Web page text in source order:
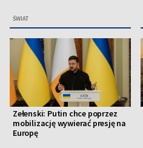
ŚWIAT
Zełenski: Putin chce poprzez
mobilizację wywierać presję na
Europę